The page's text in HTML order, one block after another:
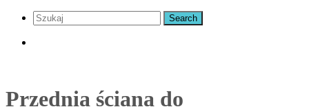
Przednia ściana do